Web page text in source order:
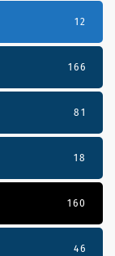
12
166
81
18
160
46